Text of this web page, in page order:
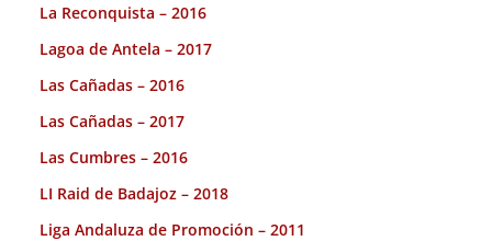
La Reconquista – 2016
Lagoa de Antela – 2017
Las Cañadas – 2016
Las Cañadas – 2017
Las Cumbres – 2016
LI Raid de Badajoz – 2018
Liga Andaluza de Promoción – 2011